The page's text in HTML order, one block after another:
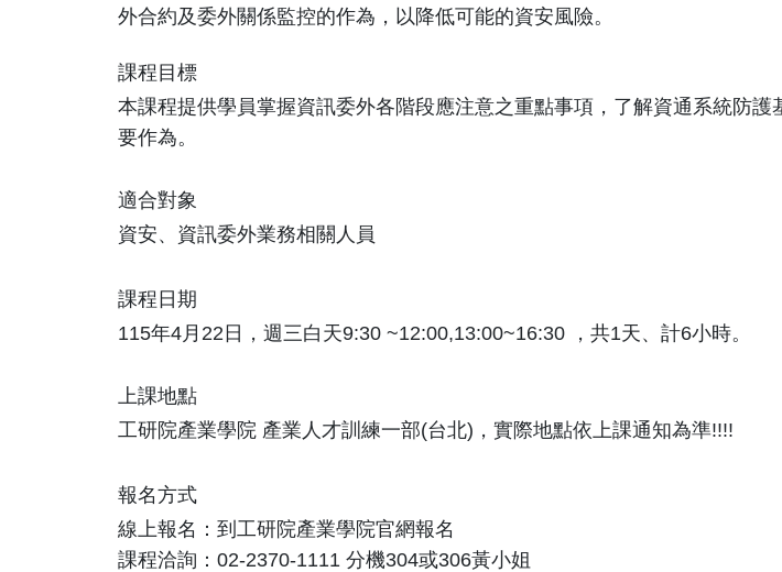
外合約及委外關係監控的作為，以降低可能的資安風險。
課程目標
本課程提供學員掌握資訊委外各階段應注意之重點事項，了解資通系統防
要作為。
適合對象
資安、資訊委外業務相關人員
課程日期
115年4月22日，週三白天9:30 ~12:00,13:00~16:30 ，共1天、計6小時。
上課地點
工研院產業學院 產業人才訓練一部(台北)，實際地點依上課通知為準!!!!
報名方式
線上報名：到工研院產業學院官網報名
課程洽詢：02-2370-1111 分機304或306黃小姐